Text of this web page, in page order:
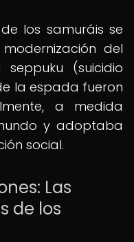
los samuráis se
del
(suicidio
la espada fueron
a medida
y adoptaba
social.
Las
de los